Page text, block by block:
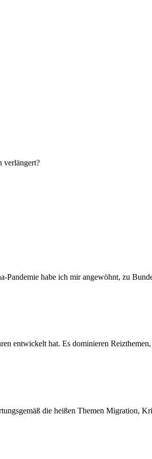
verlängert?
habe ich mir angewöhnt, zu
entwickelt hat. Es dominieren Reizthemen,
die heißen Themen Migration,